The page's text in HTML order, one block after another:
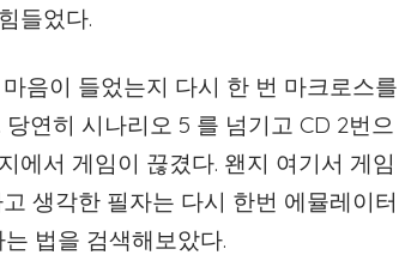
들었다.
음이 들었는지 다시 한 번 마크로스를
연히 시나리오 5 를 넘기고 CD 2번으
에서 게임이 끊겼다. 왠지 여기서 게임
생각한 필자는 다시 한번 에뮬레이터
법을 검색해보았다.